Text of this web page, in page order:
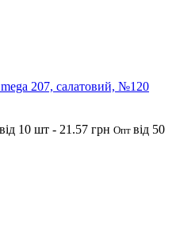
207, салатовий, №120
від 10 шт - 21.57 грн Опт від 50